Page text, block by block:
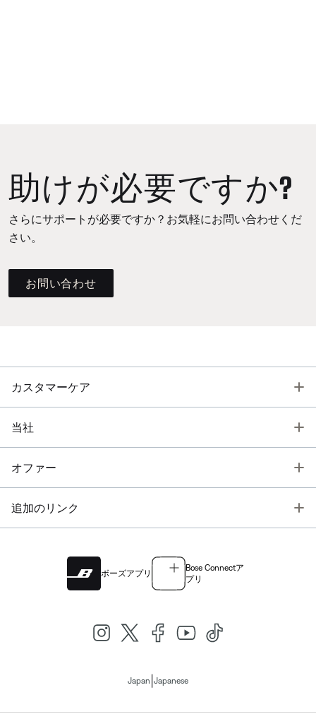
助けが必要ですか?
さらにサポートが必要ですか？お気軽にお問い合わせくだ
さい。
お問い合わせ
カスタマーケア
当社
オファー
追加のリンク
ボーズアプリ
Bose Connectア
プリ
Japan Japanese